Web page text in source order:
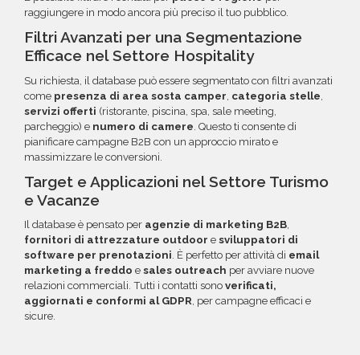
raggiungere in modo ancora più preciso il tuo pubblico.
Filtri Avanzati per una Segmentazione
Efficace nel Settore Hospitality
Su richiesta, il database può essere segmentato con filtri avanzati
come presenza di area sosta camper categoria stelle
servizi offerti (ristorante, piscina, spa, sale meeting,
parcheggio) e numero di camere . Questo ti consente di
pianificare campagne B2B con un approccio mirato e
massimizzare le conversioni.
Target e Applicazioni nel Settore Turismo
e Vacanze
Il database è pensato per agenzie di marketing B2B,
fornitori di attrezzature outdoor e sviluppatori di
software per prenotazioni. È perfetto per attività di email
marketing a freddo e sales outreach per avviare nuove
relazioni commerciali. Tutti i contatti sono verificati,
aggiornati e conformi al GDPR, per campagne efficaci e
sicure.